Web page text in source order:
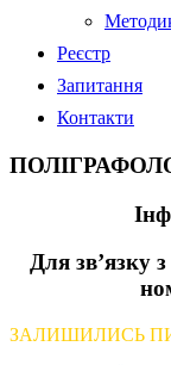
Реєстр
Запитання
Контакти
Для зв’язку
ЗАЛИШИЛИСЬ